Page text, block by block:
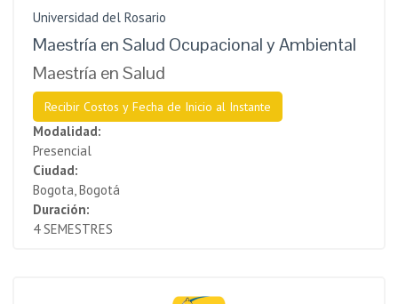
Universidad del Rosario
Maestría en Salud Ocupacional y Ambiental
Maestría en Salud
Recibir Costos y Fecha de Inicio al Instante
Modalidad:
Presencial
Ciudad:
Bogota, Bogotá
Duración:
4 SEMESTRES